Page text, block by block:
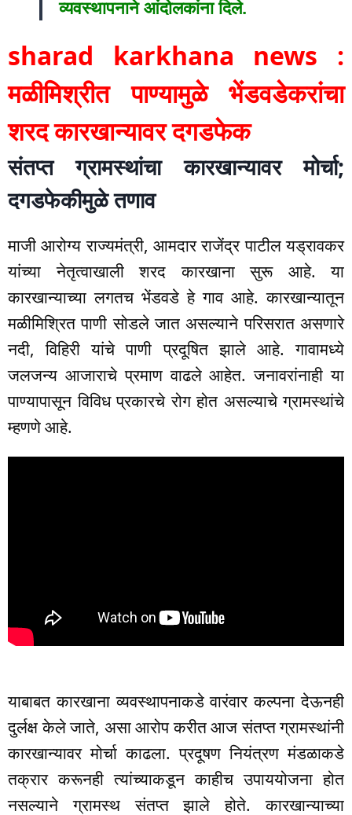
व्यवस्थापनाने आंदोलकांना दिले.
sharad karkhana news :
मळीमिश्रीत पाण्यामुळे भेंडवडेकरांचा
शरद कारखान्यावर दगडफेक
संतप्त ग्रामस्थांचा कारखान्यावर मोर्चा;
दगडफेकीमुळे तणाव
माजी आरोग्य राज्यमंत्री, आमदार राजेंद्र पाटील यड्रावकर
यांच्या नेतृत्वाखाली शरद कारखाना सुरू आहे. या
कारखान्याच्या लगतच भेंडवडे हे गाव आहे. कारखान्यातून
मळीमिश्रित पाणी सोडले जात असल्याने परिसरात असणारे
नदी, विहिरी यांचे पाणी प्रदूषित झाले आहे. गावामध्ये
जलजन्य आजाराचे प्रमाण वाढले आहेत. जनावरांनाही या
पाण्यापासून विविध प्रकारचे रोग होत असल्याचे ग्रामस्थांचे
म्हणणे आहे.
याबाबत कारखाना व्यवस्थापनाकडे वारंवार कल्पना देऊनही
दुर्लक्ष केले जाते, असा आरोप करीत आज संतप्त ग्रामस्थांनी
कारखान्यावर मोर्चा काढला. प्रदूषण नियंत्रण मंडळाकडे
तक्रार करूनही त्यांच्याकडून काहीच उपाययोजना होत
नसल्याने ग्रामस्थ संतप्त झाले होते. कारखान्याच्या